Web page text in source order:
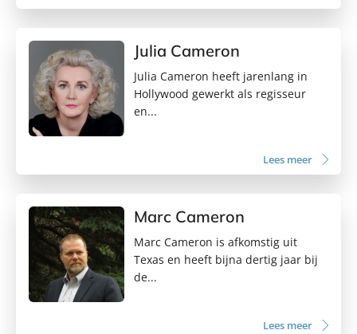
Julia Cameron
Julia Cameron heeft jarenlang in
Hollywood gewerkt als regisseur
en...
Lees meer
Marc Cameron
Marc Cameron is afkomstig uit
Texas en heeft bijna dertig jaar bij
de...
Lees meer